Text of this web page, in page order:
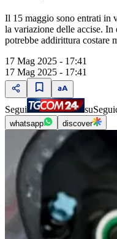
Il 15 maggio sono entrati in
la variazione delle accise.
potrebbe addirittura costare
17 Mag 2025 - 17:41
17 Mag 2025 - 17:41
Segui su
whatsapp discover